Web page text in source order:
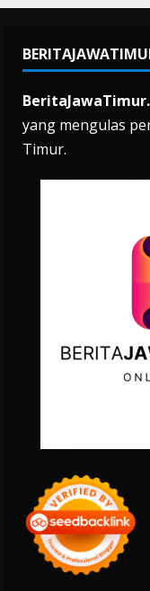
yang mengulas
Timur.